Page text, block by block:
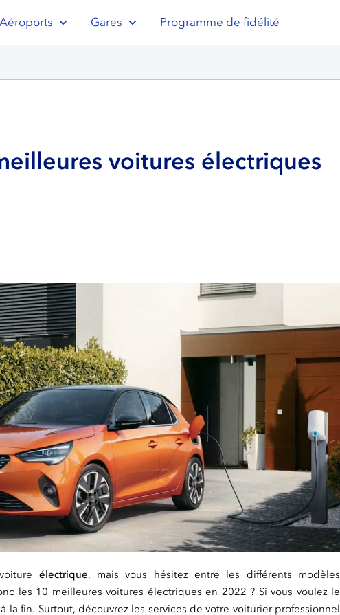
Aéroports Gares Programme de fidélité
voitures électriques
électrique, mais vous hésitez entre les différents modèles
les 10 meilleures voitures électriques en 2022 ? Si vous voulez le
la fin. Surtout, découvrez les services de votre voiturier professionnel